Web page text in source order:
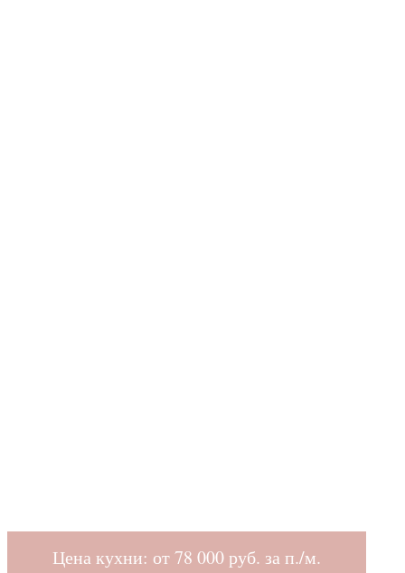
Цена кухни: от78 000 руб. за п./м.